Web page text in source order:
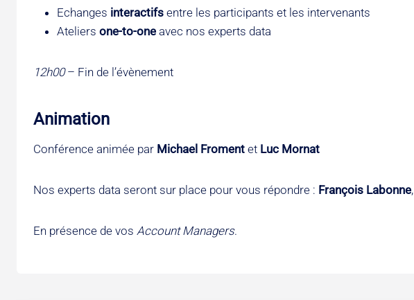
Echanges interactifs entre les participants et les intervenants
Ateliers one-to-one avec nos experts data
12h00– Fin de l’évènement
Animation
Conférence animée par Michael Froment et Luc Mornat
Nos experts data seront sur place pour vous répondre : François Labonne,
En présence de vos Account Managers.